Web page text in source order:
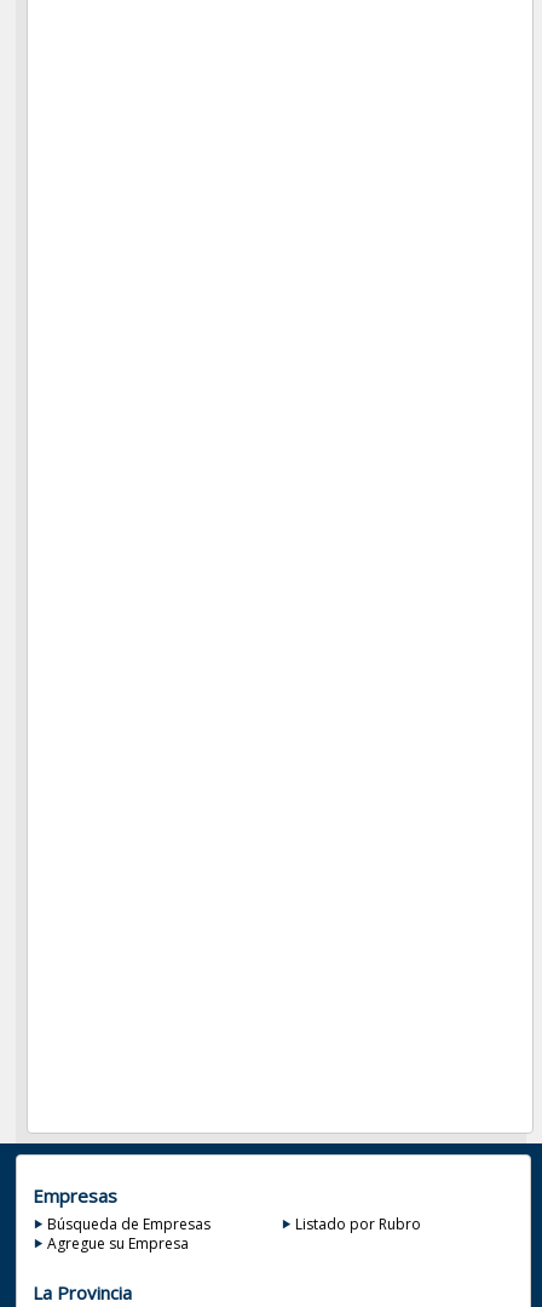
Empresas
Búsqueda de Empresas
Listado por Rubro
Agregue su Empresa
La Provincia